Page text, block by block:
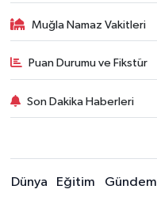
Muğla Namaz Vakitleri
Puan Durumu ve Fikstür
Son Dakika Haberleri
Dünya Eğitim Gündem